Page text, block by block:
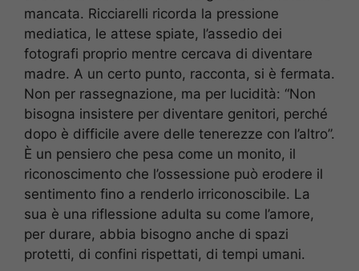
mancata. Ricciarelli ricorda la pressione
mediatica, le attese spiate, l’assedio dei
fotografi proprio mentre cercava di diventare
madre. A un certo punto, racconta, si è fermata.
Non per rassegnazione, ma per lucidità: “Non
bisogna insistere per diventare genitori, perché
dopo è difficile avere delle tenerezze con l’altro”.
È un pensiero che pesa come un monito, il
riconoscimento che l’ossessione può erodere il
sentimento fino a renderlo irriconoscibile. La
sua è una riflessione adulta su come l’amore,
per durare, abbia bisogno anche di spazi
protetti, di confini rispettati, di tempi umani.